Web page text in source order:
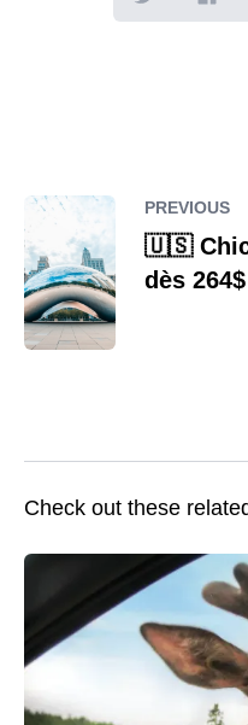
PREVIOUS
🇺🇸
dès
Check out these